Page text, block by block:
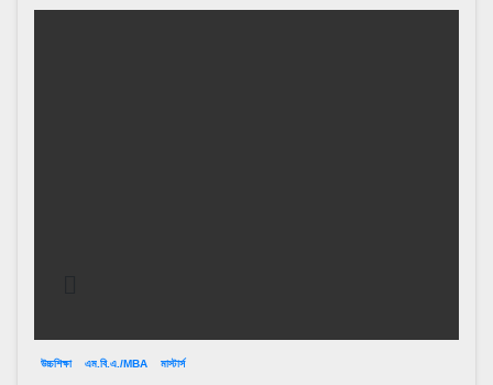
উচ্চশিক্ষা এম.বি.এ./MBA মাস্টার্স